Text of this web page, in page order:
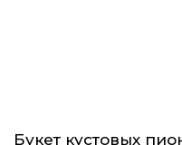
Букет кустовых